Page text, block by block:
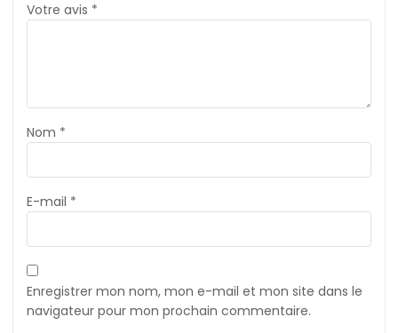
Votre avis *
Nom *
E-mail *
Enregistrer mon nom, mon e-mail et mon site dans le
navigateur pour mon prochain commentaire.